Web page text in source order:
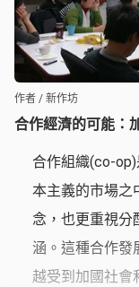
合作經濟的可能：
作者 / 新作坊
合作組織(co-
本主義的市場之
念，也更重視分
涵。這種合作發
越受到加國社會